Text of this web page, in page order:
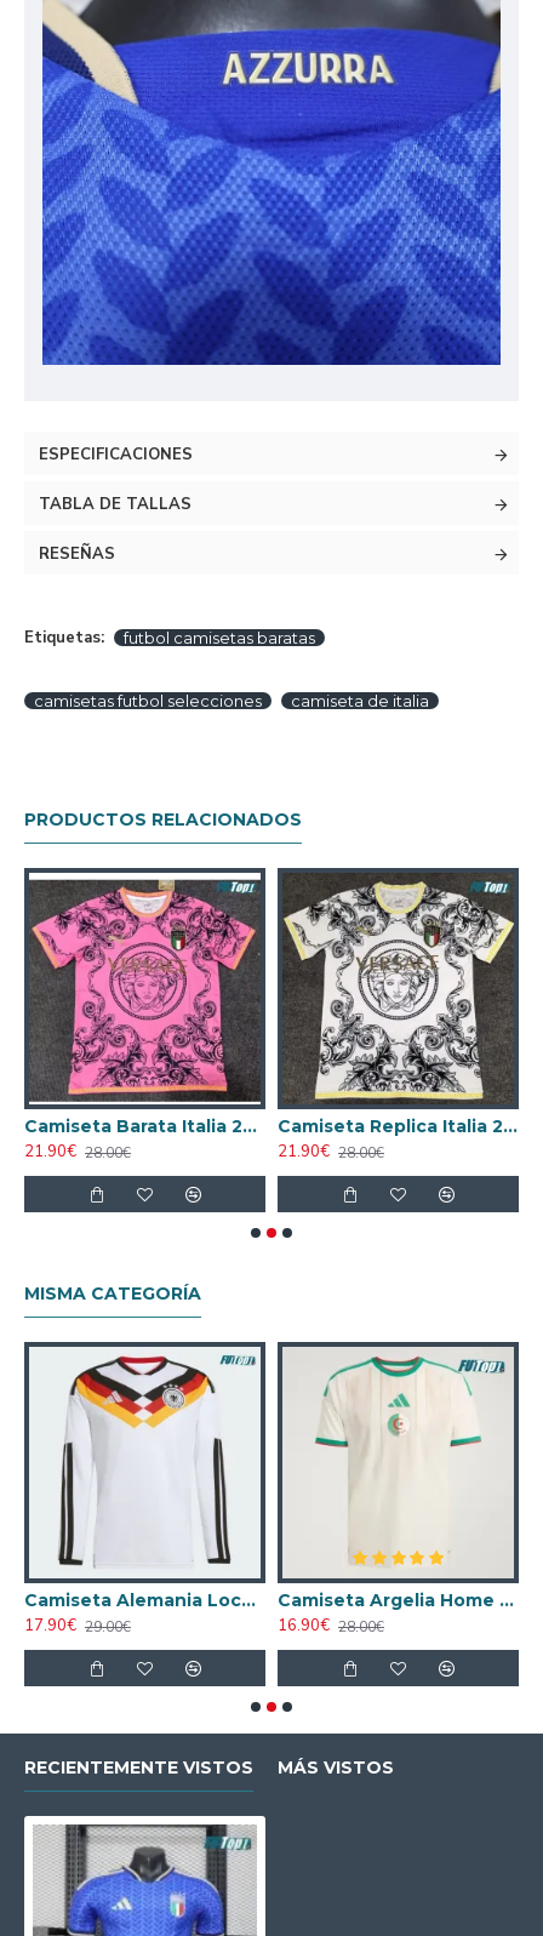
ESPECIFICACIONES
TABLA DE TALLAS
RESEÑAS
Etiquetas: futbol camisetas baratas
camisetas futbol selecciones camiseta de italia
PRODUCTOS RELACIONADOS
Camiseta Barata Italia 2023/24 Edición Especial Rosa
21.90€ 28.00€
Camiseta Replica Italia 2023/24 Edición Especial Blanco
21.90€ 28.00€
MISMA CATEGORÍA
Camiseta Alemania Local Mundial 2026 ML Blanco
17.90€ 29.00€
Camiseta Argelia Home 2026
16.90€ 28.00€
RECIENTEMENTE VISTOS MÁS VISTOS